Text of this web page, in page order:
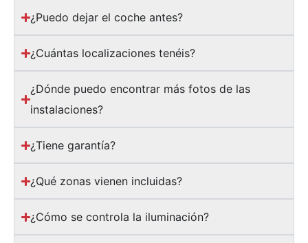
¿Puedo dejar el coche antes?
¿Cuántas localizaciones tenéis?
¿Dónde puedo encontrar más fotos de las
instalaciones?
¿Tiene garantía?
¿Qué zonas vienen incluidas?
¿Cómo se controla la iluminación?